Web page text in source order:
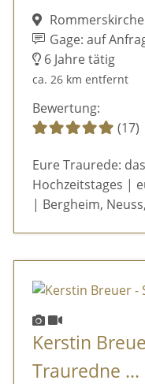
Gage: auf
6 Jahre tätig
ca. 26 km entfernt
Bewertung:
(17)
Eure Traurede:
Hochzeitstages |
| Bergheim,
Kerstin
Trauredne ...